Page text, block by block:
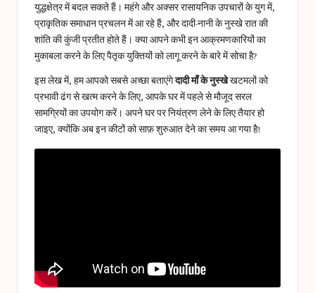
u
c
e
s
युद्धक्षेत्र में बदल सकते हैं। महंगे और अक्सर रासायनिक उपचारों के युग में,
प्राकृतिक समाधान प्रचलन में आ रहे हैं, और दादी-नानी के नुस्खे रात की
शांति की कुंजी प्रतीत होते हैं। क्या आपने कभी इन आक्रमणकारियों का
मुकाबला करने के लिए पैतृक युक्तियों को लागू करने के बारे में सोचा है?
इस लेख में, हम आपको सबसे अच्छा बताएंगेदादी माँ के नुस्खेखटमलों को
प्रभावी ढंग से खत्म करने के लिए, आपके घर में पहले से मौजूद सरल
सामग्रियों का उपयोग करें। अपने घर पर नियंत्रण लेने के लिए तैयार हो
जाइए, क्योंकि अब इन कीटों को साफ़ शुरुआत देने का समय आ गया है!